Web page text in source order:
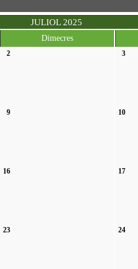
JULIOL 2025
Dimecres
2 3
9 10
16 17
23 24